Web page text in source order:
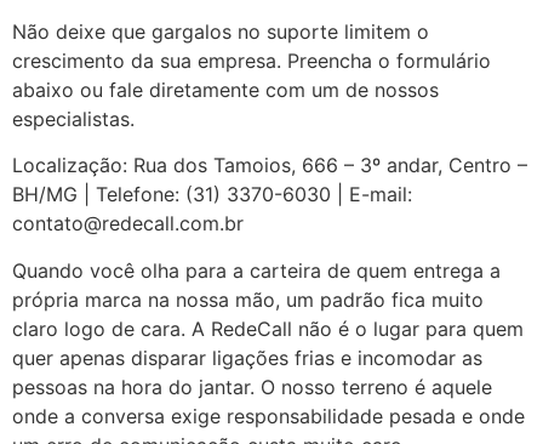
Não deixe que gargalos no suporte limitem o
crescimento da sua empresa. Preencha o formulário
abaixo ou fale diretamente com um de nossos
especialistas.
Localização: Rua dos Tamoios, 666 – 3º andar, Centro –
BH/MG | Telefone: (31) 3370-6030 | E-mail:
contato@redecall.com.br
Quando você olha para a carteira de quem entrega a
própria marca na nossa mão, um padrão fica muito
claro logo de cara. A RedeCall não é o lugar para quem
quer apenas disparar ligações frias e incomodar as
pessoas na hora do jantar. O nosso terreno é aquele
onde a conversa exige responsabilidade pesada e onde